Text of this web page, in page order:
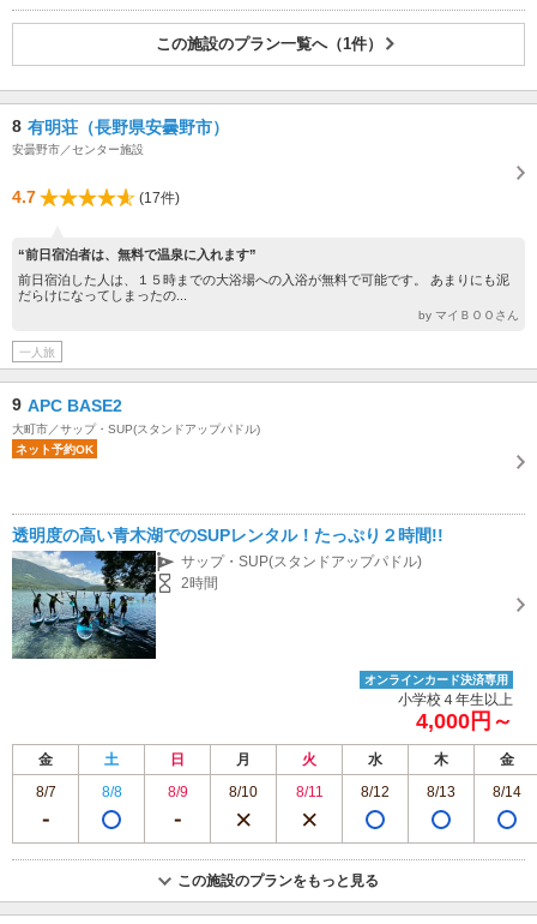
この施設のプラン一覧へ（1件）
8 有明荘（長野県安曇野市）
安曇野市／センター施設
4.7 (17件)
“前日宿泊者は、無料で温泉に入れます”
前日宿泊した人は、１５時までの大浴場への入浴が無料で可能です。 あまりにも泥
だらけになってしまったの...
by マイＢＯＯさん
一人旅
9 APC BASE2
大町市／サップ・SUP(スタンドアップパドル)
ネット予約OK
透明度の高い青木湖でのSUPレンタル！たっぷり２時間!!
サップ・SUP(スタンドアップパドル)
2時間
オンラインカード決済専用
小学校４年生以上
4,000円～
金 土 日 月 火 水 木
金
8/7
8/8 8/9 8/10 8/11 8/12 8/13 8/14
この施設のプランをもっと見る